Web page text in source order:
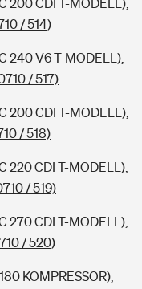
200 CDI T-MODELL),
/ 514)
240 V6 T-MODELL),
/ 517)
200 CDI T-MODELL),
/ 518)
220 CDI T-MODELL),
/ 519)
270 CDI T-MODELL),
/ 520)
KOMPRESSOR),